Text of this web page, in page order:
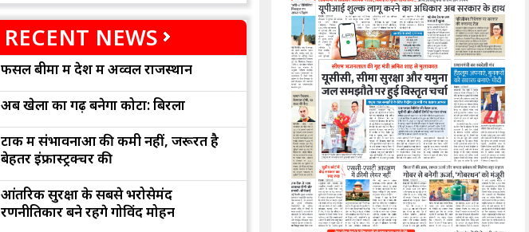
RECENT NEWS
फसल बीमा में देश में अव्वल राजस्थान
अब खेलों का गढ़ बनेगा कोटा: बिरला
टोंक में संभावनाओं की कमी नहीं, जरूरत है
बेहतर इंफ्रास्ट्रक्चर की
आंतरिक सुरक्षा के सबसे भरोसेमंद
रणनीतिकार बने रहेंगे गोविंद मोहन